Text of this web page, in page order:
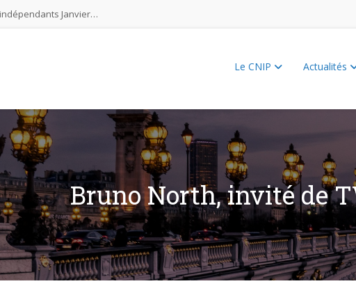
Janvier…
Juin…
ÉLECTIONS MUNICIPALES 2026
N°2-2026
Le CNIP Actualités
Bruno North, invité de